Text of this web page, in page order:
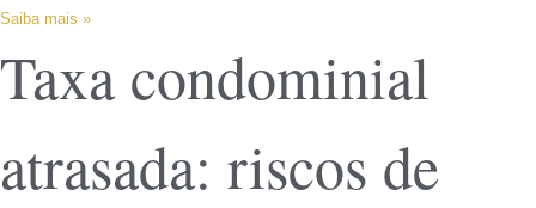
Saiba mais »
Taxa condominial
atrasada: riscos de